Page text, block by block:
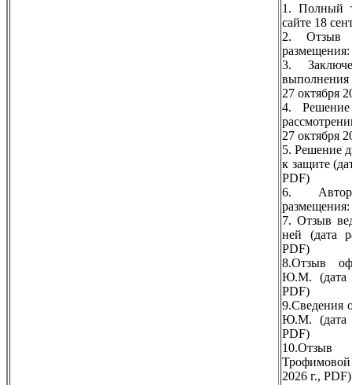
1. Полный
сайте 18
2. Отзыв
размещения:
3.
27 октября
4. Решение
27 октября
5. Решение
к защите
PDF)
6.
7. Отзыв
ней (дата
PDF)
8.Отзыв
Ю.М. (дата
PDF)
​​​​​​​9.Сведения
Ю.М. (дата
PDF)
10.Отзыв
Трофимовой
2026 г.,